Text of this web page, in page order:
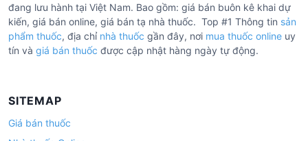
đang lưu hành tại Việt Nam. Bao gồm: giá bán buôn kê khai dự
kiến, giá bán online, giá bán tạ nhà thuốc. Top #1 Thông tin sản
phẩm thuốc, địa chỉ nhà thuốc gần đây, nơi mua thuốc online uy
tín và giá bán thuốc được cập nhật hàng ngày tự động.
SITEMAP
Giá bán thuốc